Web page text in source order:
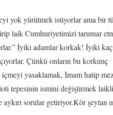
yok yürütmek istiyorlar ama bir
laik Cumhuriyetimizi tarumar
İyiki adamlar korkak! İyiki
Çünkü onların bu korkunç
yasaklamak, İmam hatip
tepesinin ismini değiştirmek
sorular getiriyor.Kör şeytan